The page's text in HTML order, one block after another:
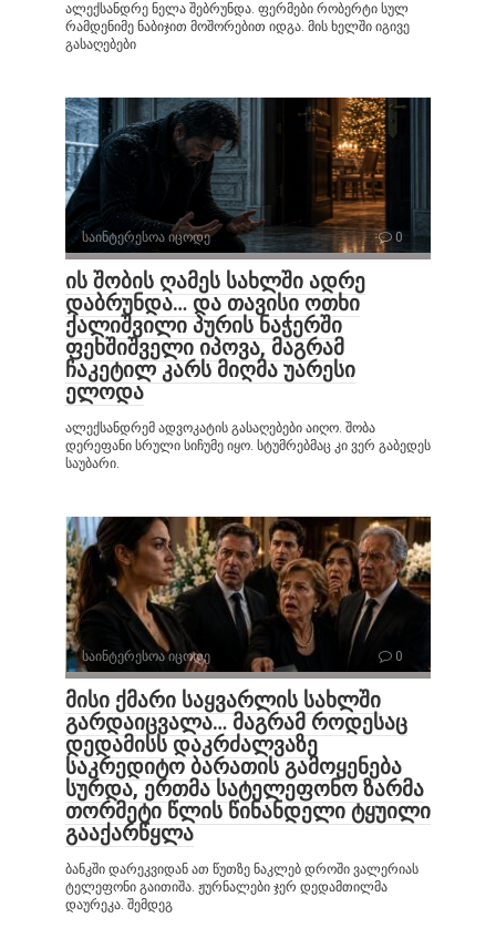
ალექსანდრე ნელა შებრუნდა. ფერმები რობერტი სულ
რამდენიმე ნაბიჯით მოშორებით იდგა. მის ხელში იგივე
გასაღებები
საინტერესოა იცოდე 0
ის შობის ღამეს სახლში ადრე
დაბრუნდა… და თავისი ოთხი
ქალიშვილი პურის ნაჭერში
ფეხშიშველი იპოვა, მაგრამ
ჩაკეტილ კარს მიღმა უარესი
ელოდა
ალექსანდრემ ადვოკატის გასაღებები აიღო. შობა
დერეფანი სრული სიჩუმე იყო. სტუმრებმაც კი ვერ გაბედეს
საუბარი.
საინტერესოა იცოდე 0
მისი ქმარი საყვარლის სახლში
გარდაიცვალა… მაგრამ როდესაც
დედამისს დაკრძალვაზე
საკრედიტო ბარათის გამოყენება
სურდა, ერთმა სატელეფონო ზარმა
თორმეტი წლის წინანდელი ტყუილი
გააქარწყლა
ბანკში დარეკვიდან ათ წუთზე ნაკლებ დროში ვალერიას
ტელეფონი გაითიშა. ჟურნალები ჯერ დედამთილმა
დაურეკა. შემდეგ